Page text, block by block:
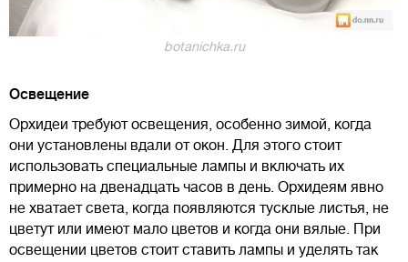
botanichka.ru
Освещение
Орхидеи требуют освещения, особенно зимой, когда
они установлены вдали от окон. Для этого стоит
использовать специальные лампы и включать их
примерно на двенадцать часов в день. Орхидеям явно
не хватает света, когда появляются тусклые листья, не
цветут или имеют мало цветов и когда они вялые. При
освещении цветов стоит ставить лампы и уделять так